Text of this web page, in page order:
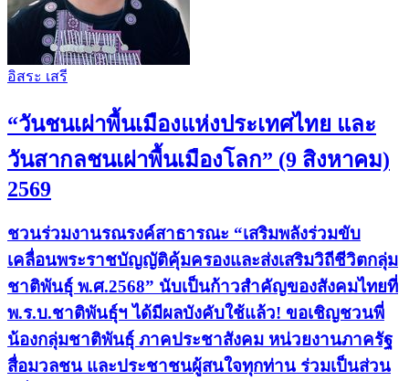
อิสระ เสรี
“วันชนเผ่าพื้นเมืองแห่งประเทศไทย และ
วันสากลชนเผ่าพื้นเมืองโลก” (9 สิงหาคม)
2569
ชวนร่วมงานรณรงค์สาธารณะ “เสริมพลังร่วมขับ
เคลื่อนพระราชบัญญัติคุ้มครองและส่งเสริมวิถีชีวิตกลุ่ม
ชาติพันธุ์ พ.ศ.2568” นับเป็นก้าวสำคัญของสังคมไทยที่
พ.ร.บ.ชาติพันธุ์ฯ ได้มีผลบังคับใช้แล้ว! ขอเชิญชวนพี่
น้องกลุ่มชาติพันธุ์ ภาคประชาสังคม หน่วยงานภาครัฐ
สื่อมวลชน และประชาชนผู้สนใจทุกท่าน ร่วมเป็นส่วน